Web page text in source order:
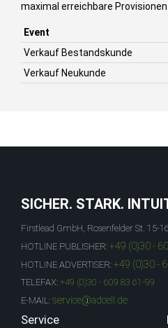
maximal erreichbare
Event
Verkauf Bestandskunde
Verkauf Neukunde
SICHER. STARK.
Firstlead GmbH, Rosenfelder St. 15-
HOTLINE PUBLISHER: +49 (0)30 -
HOTLINE ADVERTISER: +49 (0)30 -
TELEFAX: +49 (0)30 - 609 83 61-99
E-MAIL: service@adcell.de
Service